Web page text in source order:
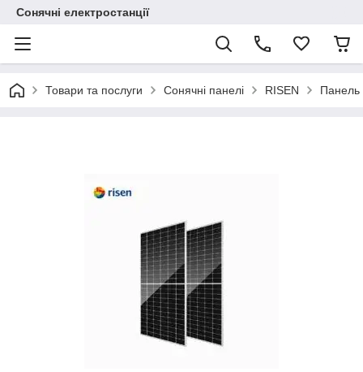
Сонячні електростанції
Товари та послуги Сонячні панелі RISEN Панель